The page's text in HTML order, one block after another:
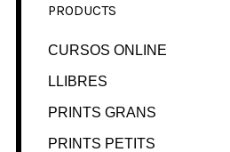
PRODUCTS
CURSOS ONLINE
LLIBRES
PRINTS GRANS
PRINTS PETITS